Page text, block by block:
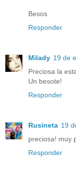
Besos
Responder
Milady 19 de
Preciosa la
Un besote!
Responder
Rusineta 19
preciosa! muy
Responder